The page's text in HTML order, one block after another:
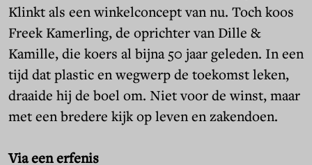
Klinkt als een winkelconcept van nu. Toch koos
Freek Kamerling, de oprichter van Dille &
Kamille, die koers al bijna 50 jaar geleden. In een
tijd dat plastic en wegwerp de toekomst leken,
draaide hij de boel om. Niet voor de winst, maar
met een bredere kijk op leven en zakendoen.
Via een erfenis